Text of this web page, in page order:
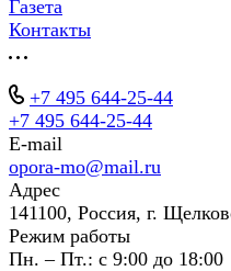
Газета
Контакты
+7 495 644-25-44
+7 495 644-25-44
E-mail
opora-mo@mail.ru
Адрес
141100, Россия, г.
Режим работы
Пн. – Пт.: с 9:00 до 18:00